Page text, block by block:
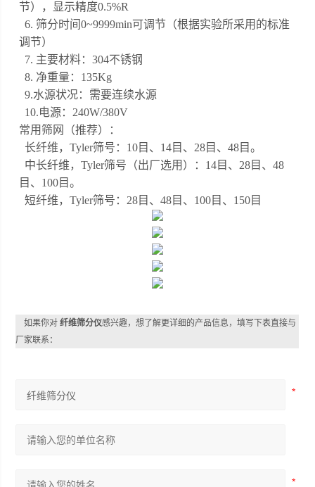
节），显示精度0.5%R
6. 筛分时间0~9999min可调节（根据实验所采用的标准
调节）
7. 主要材料：304不锈钢
8. 净重量：135Kg
9.水源状况：需要连续水源
10.电源：240W/380V
常用筛网（推荐）：
长纤维，Tyler筛号：10目、14目、28目、48目。
中长纤维，Tyler筛号（出厂选用）：14目、28目、48
目、100目。
短纤维，Tyler筛号：28目、48目、100目、150目
如果你对纤维筛分仪感兴趣，想了解更详细的产品信息，填写下表直接与
厂家联系：